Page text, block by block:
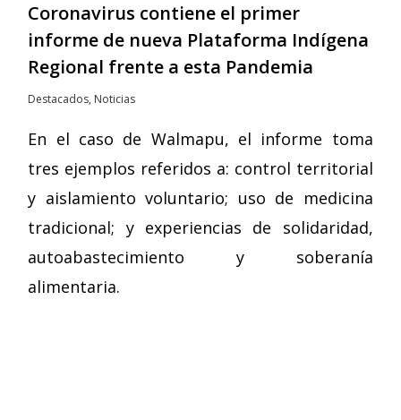
Coronavirus contiene el primer
informe de nueva Plataforma Indígena
Regional frente a esta Pandemia
Destacados, Noticias
En el caso de Walmapu, el informe toma
tres ejemplos referidos a: control territorial
y aislamiento voluntario; uso de medicina
tradicional; y experiencias de solidaridad,
autoabastecimiento y soberanía
alimentaria.